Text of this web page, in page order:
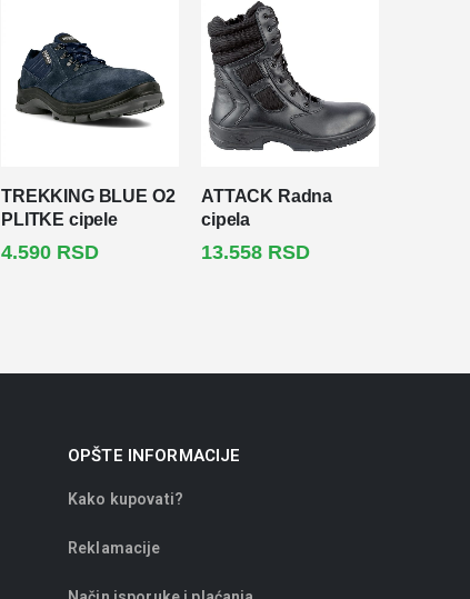
TREKKING BLUE O2
PLITKE cipele
4.590 RSD
ATTACK Radna
cipela
13.558 RSD
OPŠTE INFORMACIJE
Kako kupovati?
Reklamacije